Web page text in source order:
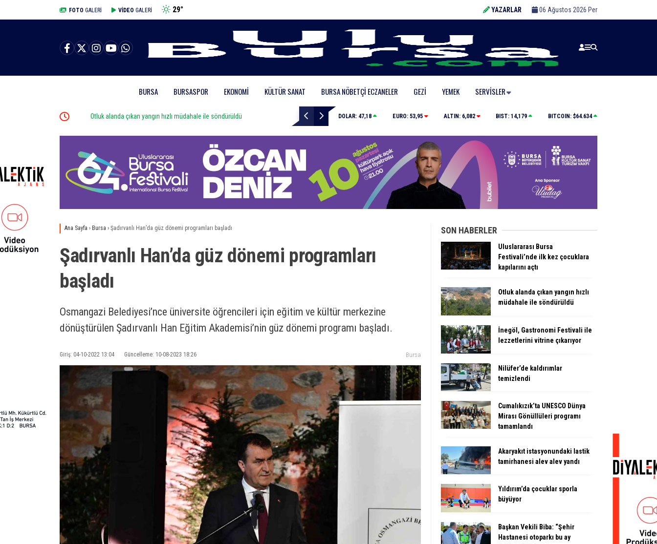
FOTO GALERİ VİDEO GALERİ 29° YAZARLAR 06 Ağustos 2026 Per
BURSA BURSASPOR EKONOMI KÜLTÜR SANAT BURSA NÖBETÇI ECZANELER GEZI YEMEK SERVISLER
Otluk alanda çıkan yangın hızlı müdahale ile söndürüldü İnegöl, Gastronomi Festivali ile lezzetlerini vitrine çıkarıyor Nilüfer’de kaldırımlar temizlendi
DOLAR: 47,18 EURO: 53,95 ALTIN: 6,082 BIST: 14,179 BITCOIN: $64.634
Ana Sayfa › Bursa › Şadırvanlı Han’da güz dönemi programları başladı
Şadırvanlı Han’da güz dönemi programları
başladı
Osmangazi Belediyesi’nce üniversite öğrencileri için eğitim ve kültür merkezine
dönüştürülen Şadırvanlı Han Eğitim Akademisi’nin güz dönemi programı başladı.
Giriş: 04-10-2022 13:04 Güncelleme: 10-08-2023 18:26 Bursa
SON HABERLER
Uluslararası Bursa
Festivali’nde ilk kez çocuklara
kapılarını açtı
Otluk alanda çıkan yangın hızlı
müdahale ile söndürüldü
İnegöl, Gastronomi Festivali ile
lezzetlerini vitrine çıkarıyor
Nilüfer’de kaldırımlar
temizlendi
Cumalıkızık’ta UNESCO Dünya
Mirası Gönüllüleri programı
tamamlandı
Akaryakıt istasyonundaki lastik
tamirhanesi alev alev yandı
Yıldırım’da çocuklar sporla
büyüyor
Başkan Vekili Biba: “Şehir
Hastanesi otoparkı bu ay